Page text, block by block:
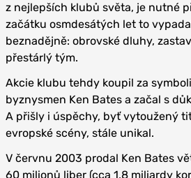
z nejlepších klubů světa, je nutné
začátku osmdesátých let to
beznadějně: obrovské dluhy,
přestárlý tým.
Akcie klubu tehdy koupil za
byznysmen Ken Bates a začal s
A přišly i úspěchy, byť vytoužený
evropské scény, stále unikal.
V červnu 2003 prodal Ken Bates
60 milionů liber (cca 1,8 miliardy